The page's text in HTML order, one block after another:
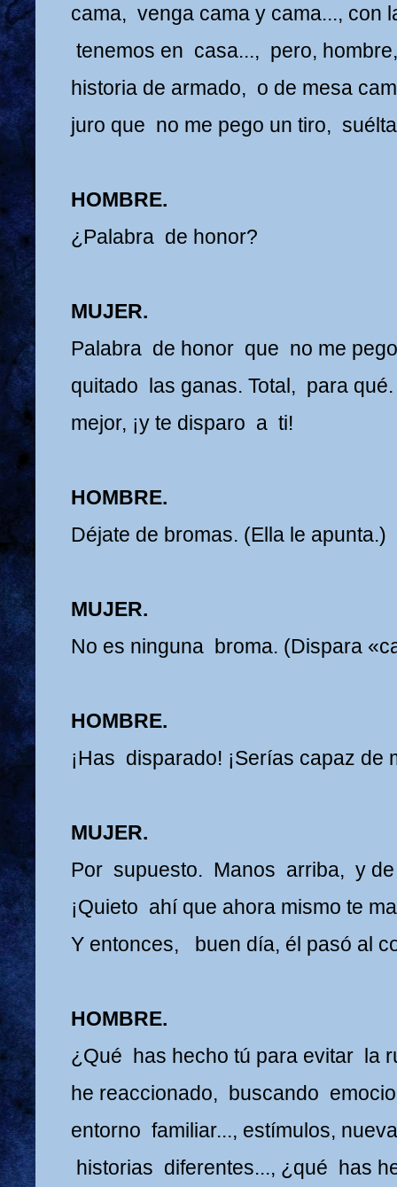
cama, venga cama y cama..., con
tenemos en casa..., pero,
historia de armado, o de mesa
juro que no me pego un tiro,
HOMBRE.
¿Palabra de honor?
MUJER.
Palabra de honor que no me
quitado las ganas. Total, para
mejor, ¡y te disparo a ti!
HOMBRE.
Déjate de bromas. (Ella le apunta.)
MUJER.
No es ninguna broma. (Dispara
HOMBRE.
¡Has disparado! ¡Serías capaz de
MUJER.
Por supuesto. Manos arriba, y
¡Quieto ahí que ahora mismo te
Y entonces, buen día, él pasó al
HOMBRE.
¿Qué has hecho tú para evitar la
he reaccionado, buscando
entorno familiar..., estímulos,
historias diferentes..., ¿qué has